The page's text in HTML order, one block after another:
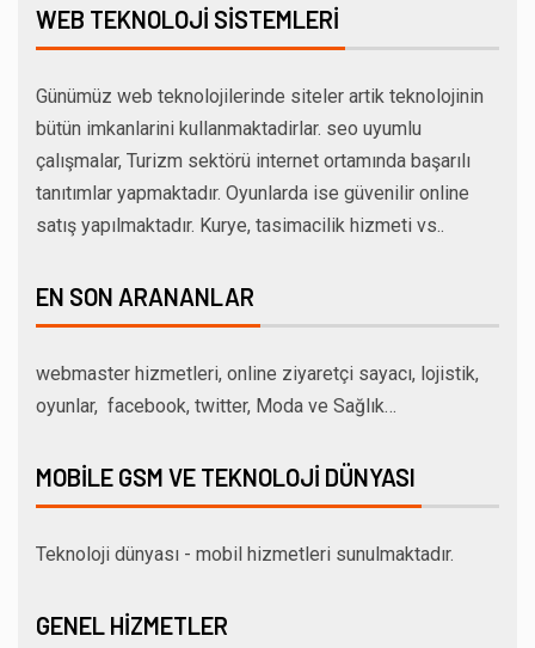
WEB TEKNOLOJI SISTEMLERI
Günümüz web teknolojilerinde siteler artik teknolojinin
bütün imkanlarini kullanmaktadirlar. seo uyumlu
çalışmalar, Turizm sektörü internet ortamında başarılı
tanıtımlar yapmaktadır. Oyunlarda ise güvenilir online
satış yapılmaktadır. Kurye, tasimacilik hizmeti vs..
EN SON ARANANLAR
webmaster hizmetleri, online ziyaretçi sayacı, lojistik,
oyunlar, facebook, twitter, Moda ve Sağlık…
MOBILE GSM VE TEKNOLOJI DÜNYASI
Teknoloji dünyası - mobil hizmetleri sunulmaktadır.
GENEL HIZMETLER